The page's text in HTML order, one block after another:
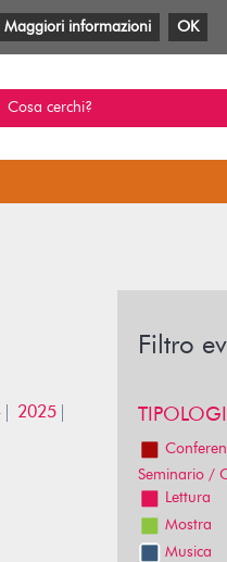
Twitter
cerchi?
2025
Filtro
Seminario /
Lettura
Mostra
Musica
Maggiori informazioni OK